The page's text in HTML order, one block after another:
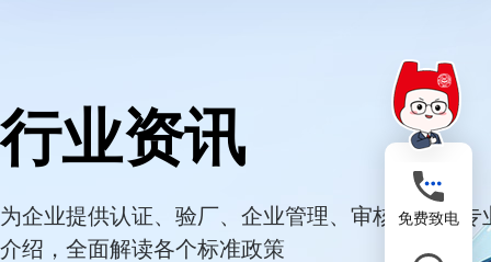
行业资讯
为企业提供认证、验厂、企业管理、审核培训等专
介绍，全面解读各个标准政策
免费致电